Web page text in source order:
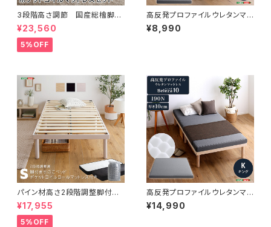
3段階高さ調節 国産総檜脚付
きすのこベッド 【Pierna-ピエル
ナ-】(ポケットコイルロールマッ
トレス付き) シングル LHK-H
RM-S
¥23,560
5%OFF
高反発プロファイルウレタンマッ
トレス【Beleza10-ベレーザ・テ
ン-】(シングル) ORM-10S
¥8,990
パイン材高さ2段階調整脚付き
すのこベッド ポケットコイルマッ
トレスセット(シングル) ASP-S
RM-S
¥17,955
5%OFF
高反発プロファイルウレタンマッ
トレス【Beleza10-ベレーザ・テ
ン-】(キング) ORM-10K
¥14,990